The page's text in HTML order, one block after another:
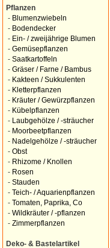
Pflanzen
- Blumenzwiebeln
- Bodendecker
- Ein- / zweijährige Blumen
- Gemüsepflanzen
- Saatkartoffeln
- Gräser / Farne / Bambus
- Kakteen / Sukkulenten
- Kletterpflanzen
- Kräuter / Gewürzpflanzen
- Kübelpflanzen
-
Laubgehölze / -sträucher
- Moorbeetpflanzen
- Nadelgehölze / -sträucher
- Obst
- Rhizome / Knollen
- Rosen
- Stauden
- Teich- / Aquarienpflanzen
- Tomaten, Paprika, Co
- Wildkräuter / -pflanzen
- Zimmerpflanzen
Deko- & Bastelartikel